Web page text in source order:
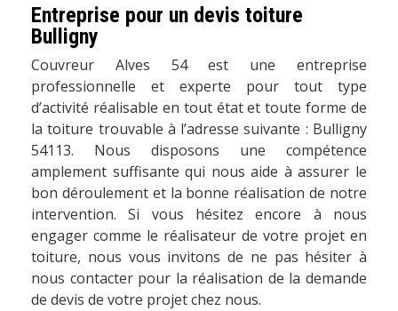
Entreprise pour un devis toiture
Bulligny
Couvreur Alves 54 est une entreprise
professionnelle et experte pour tout type
d’activité réalisable en tout état et toute forme de
la toiture trouvable à l’adresse suivante : Bulligny
54113. Nous disposons une compétence
amplement suffisante qui nous aide à assurer le
bon déroulement et la bonne réalisation de notre
intervention. Si vous hésitez encore à nous
engager comme le réalisateur de votre projet en
toiture, nous vous invitons de ne pas hésiter à
nous contacter pour la réalisation de la demande
de devis de votre projet chez nous.